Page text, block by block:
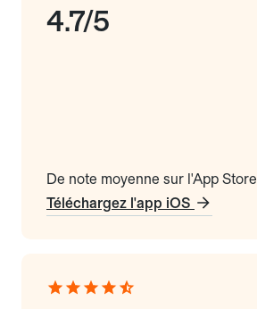
4.7/5
De note moyenne sur l'App Store
Téléchargez l'app iOS